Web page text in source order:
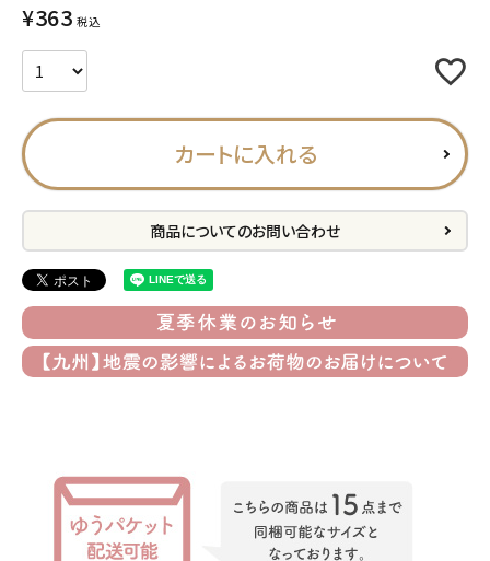
お知らせ
ご利用ガイド
よくあるご質問
プライバシーポリシー
特定商取引法について
お問い合わせ
ACCOUNT MENU
ようこそ ゲスト 様
デコ部 公式
¥363 税込
カートに入れる
商品についてのお問い合わせ